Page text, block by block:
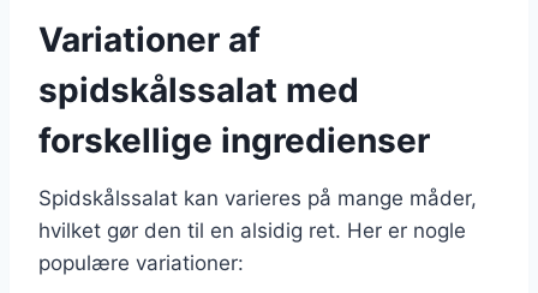
Variationer af
spidskålssalat med
forskellige ingredienser
Spidskålssalat kan varieres på mange måder,
hvilket gør den til en alsidig ret. Her er nogle
populære variationer: